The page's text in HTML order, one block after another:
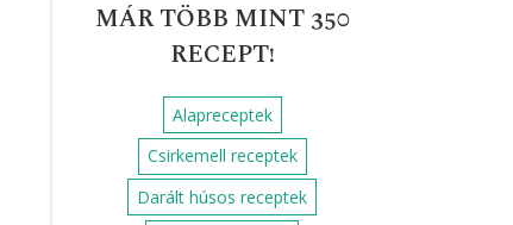
MÁR TÖBB MINT 350
RECEPT!
Alapreceptek
Csirkemell receptek
Darált húsos receptek